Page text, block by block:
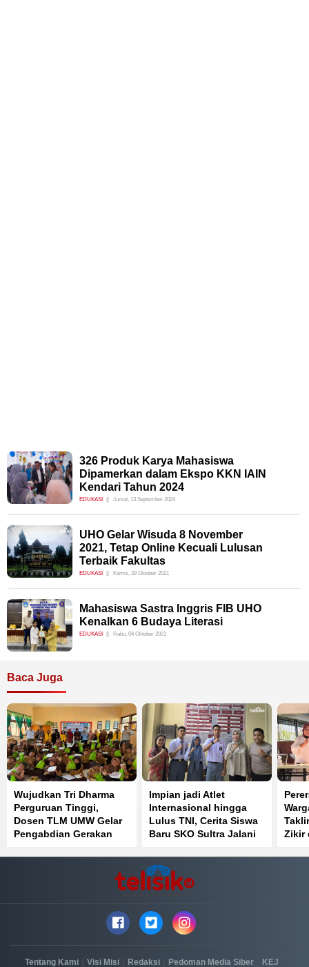
326 Produk Karya Mahasiswa
Dipamerkan dalam Ekspo KKN IAIN
Kendari Tahun 2024
EDUKASI Jumat, 13 September 2024
UHO Gelar Wisuda 8 November
2021, Tetap Online Kecuali Lulusan
Terbaik Fakultas
EDUKASI Kamis, 28 Oktober 2021
Mahasiswa Sastra Inggris FIB UHO
Kenalkan 6 Budaya Literasi
EDUKASI Rabu, 04 Oktober 2023
Baca Juga
Wujudkan Tri Dharma
Perguruan Tinggi,
Dosen TLM UMW Gelar
Pengabdian Gerakan
Muara Sampara
Impian jadi Atlet
Internasional hingga
Lulus TNI, Cerita Siswa
Baru SKO Sultra Jalani
Zikir
Tentang Kami Visi Misi Redaksi Pedoman Media Siber KEJ